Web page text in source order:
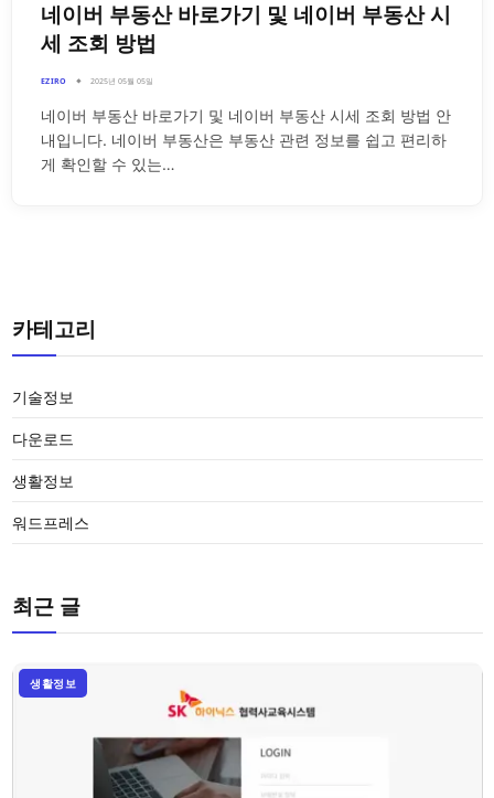
네이버 부동산 바로가기 및 네이버 부동산 시
세 조회 방법
EZIRO 2025년 05월 05일
네이버 부동산 바로가기 및 네이버 부동산 시세 조회 방법 안
내입니다. 네이버 부동산은 부동산 관련 정보를 쉽고 편리하
게 확인할 수 있는…
카테고리
기술정보
다운로드
생활정보
워드프레스
최근 글
생활정보